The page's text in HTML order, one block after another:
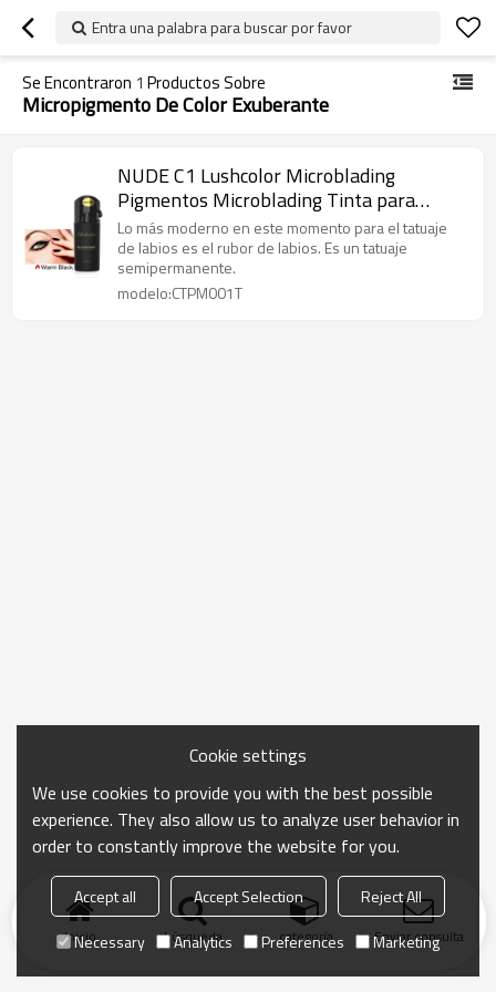
Entra una palabra para buscar por favor
Se Encontraron 1 Productos Sobre
Micropigmento De Color Exuberante
NUDE C1 Lushcolor Microblading
Pigmentos Microblading Tinta para
tatuaje de cejas
Lo más moderno en este momento para el tatuaje
de labios es el rubor de labios. Es un tatuaje
semipermanente.
modelo:CTPM001T
Inicio búsqueda categoría Enviar consulta
Cookie settings
We use cookies to provide you with the best possible
experience. They also allow us to analyze user behavior in
order to constantly improve the website for you.
Accept all Accept Selection
Reject All
Necessary
Analytics Preferences Marketing